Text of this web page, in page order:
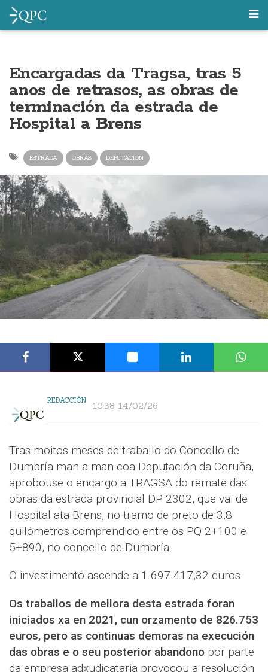
Encargadas da Tragsa, tras 5
anos de retrasos, as obras de
terminación da estrada de
Hospital a Brens
ESTRADA OBRAS DEPUTACION
REDACCIÓN 10:38 14/02/26
Tras moitos meses de traballo do Concello de
Dumbría man a man coa Deputación da Coruña,
aprobouse o encargo a TRAGSA do remate das
obras da estrada provincial DP 2302, que vai de
Hospital ata Brens, no tramo de preto de 3,8
quilómetros comprendido entre os PQ 2+100 e
5+890, no concello de Dumbría.
O investimento ascende a 1.697.417,32 euros.
Os traballos de mellora desta estrada foran
iniciados xa en 2021, cun orzamento de 826.753
euros, pero as continuas demoras na execución
das obras e o seu posterior abandono por parte
da empresa adxudicataria provocou a resolución